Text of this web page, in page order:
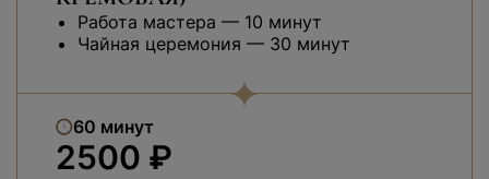
Работа мастера — 10 минут
Чайная церемония — 30 минут
60 минут
2500 ₽